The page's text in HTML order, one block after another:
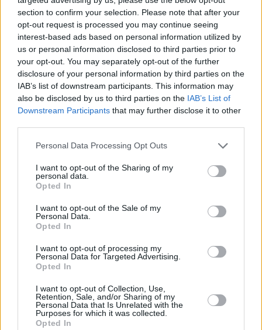
section to confirm your selection. Please note that after your
opt-out request is processed you may continue seeing
interest-based ads based on personal information utilized by
us or personal information disclosed to third parties prior to
your opt-out. You may separately opt-out of the further
disclosure of your personal information by third parties on the
IAB’s list of downstream participants. This information may
also be disclosed by us to third parties on the IAB’s List of
Downstream Participants that may further disclose it to other
Personal Data Processing Opt Outs
I want to opt-out of the Sharing of my
personal data.
Opted In
I want to opt-out of the Sale of my
Personal Data.
Opted In
I want to opt-out of processing my
Personal Data for Targeted Advertising.
Opted In
I want to opt-out of Collection, Use,
Retention, Sale, and/or Sharing of my
Personal Data that Is Unrelated with the
Purposes for which it was collected.
Opted In
julio hasta el 21 de agosto, de 08:30 a
14:30 horas, en el pabellón del IES
Puerto del Carmen, mientras que el
segundo tiene lugar desde el 06 de
julio hasta el 04 de septiembre, de
08:00 a 14:00 horas, en la sala azul del
Polideportivo municipal.
Además de los campus, el
pasada "Tías en movimiento", las
clases gratuitas en Playa Grande con
pilates, zumba, yoga, aquagym y gap.
Estas clases se imparten de lunes a
viernes, en turnos de 8:15 y 9:15
durante los meses de julio, agosto y
Escribir un comentario
(requerido)